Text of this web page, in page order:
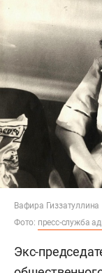
Вафира Гиззатуллина
Фото: пресс-служба
Экс-